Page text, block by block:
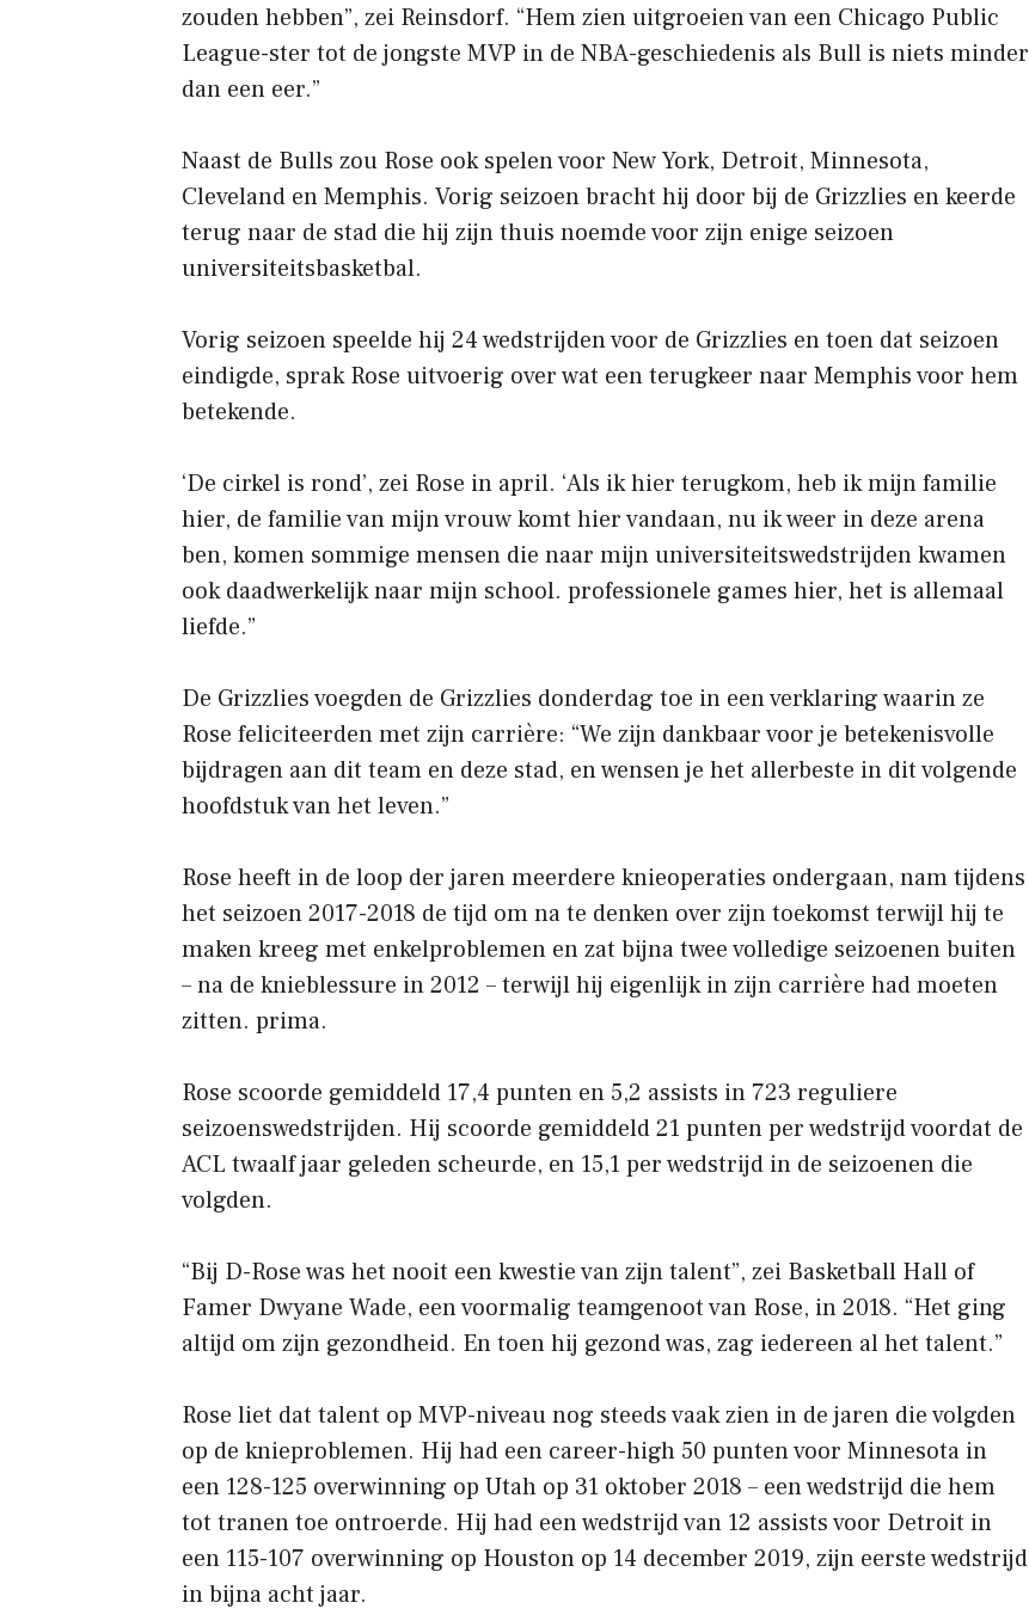
zouden hebben”, zei Reinsdorf. “Hem zien uitgroeien van een Chicago Public
League-ster tot de jongste MVP in de NBA-geschiedenis als Bull is niets minder
dan een eer.”
Naast de Bulls zou Rose ook spelen voor New York, Detroit, Minnesota,
Cleveland en Memphis. Vorig seizoen bracht hij door bij de Grizzlies en keerde
terug naar de stad die hij zijn thuis noemde voor zijn enige seizoen
universiteitsbasketbal.
Vorig seizoen speelde hij 24 wedstrijden voor de Grizzlies en toen dat seizoen
eindigde, sprak Rose uitvoerig over wat een terugkeer naar Memphis voor hem
betekende.
‘De cirkel is rond’, zei Rose in april. ‘Als ik hier terugkom, heb ik mijn familie
hier, de familie van mijn vrouw komt hier vandaan, nu ik weer in deze arena
ben, komen sommige mensen die naar mijn universiteitswedstrijden kwamen
ook daadwerkelijk naar mijn school. professionele games hier, het is allemaal
liefde.”
De Grizzlies voegden de Grizzlies donderdag toe in een verklaring waarin ze
Rose feliciteerden met zijn carrière: “We zijn dankbaar voor je betekenisvolle
bijdragen aan dit team en deze stad, en wensen je het allerbeste in dit volgende
hoofdstuk van het leven.”
Rose heeft in de loop der jaren meerdere knieoperaties ondergaan, nam tijdens
het seizoen 2017-2018 de tijd om na te denken over zijn toekomst terwijl hij te
maken kreeg met enkelproblemen en zat bijna twee volledige seizoenen buiten
– na de knieblessure in 2012 – terwijl hij eigenlijk in zijn carrière had moeten
zitten. prima.
Rose scoorde gemiddeld 17,4 punten en 5,2 assists in 723 reguliere
seizoenswedstrijden. Hij scoorde gemiddeld 21 punten per wedstrijd voordat de
ACL twaalf jaar geleden scheurde, en 15,1 per wedstrijd in de seizoenen die
volgden.
“Bij D-Rose was het nooit een kwestie van zijn talent”, zei Basketball Hall of
Famer Dwyane Wade, een voormalig teamgenoot van Rose, in 2018. “Het ging
altijd om zijn gezondheid. En toen hij gezond was, zag iedereen al het talent.”
Rose liet dat talent op MVP-niveau nog steeds vaak zien in de jaren die volgden
op de knieproblemen. Hij had een career-high 50 punten voor Minnesota in
een 128-125 overwinning op Utah op 31 oktober 2018 – een wedstrijd die hem
tot tranen toe ontroerde. Hij had een wedstrijd van 12 assists voor Detroit in
een 115-107 overwinning op Houston op 14 december 2019, zijn eerste wedstrijd
in bijna acht jaar.